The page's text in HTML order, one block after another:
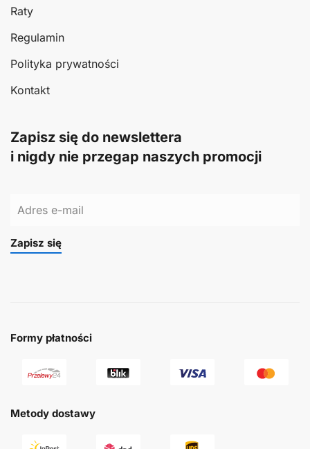
Raty
Regulamin
Polityka prywatności
Kontakt
Zapisz się do newslettera
i nigdy nie przegap naszych promocji
Zapisz się
Formy płatności
Metody dostawy